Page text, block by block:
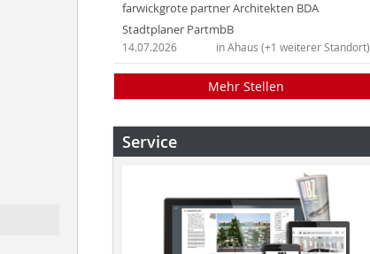
farwickgrote partner Architekten BDA
Stadtplaner PartmbB
in Ahaus (+1 weiterer Standort)
14.07.2026
Mehr Stellen
Service